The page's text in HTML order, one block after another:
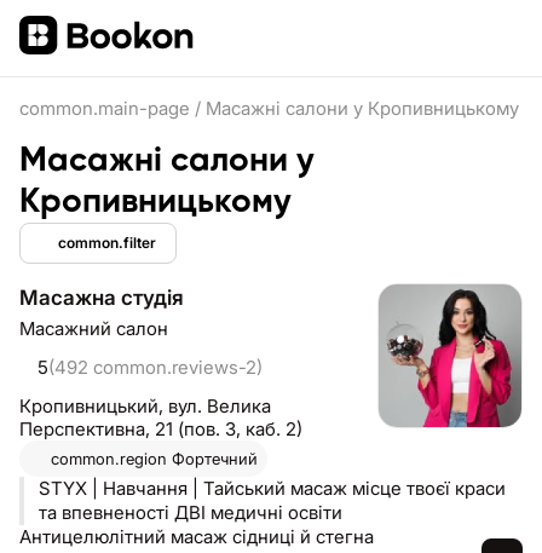
common.main-page / Масажні салони у Кропивницькому
Масажні салони у
Кропивницькому
common.filter
Масажна студія
Масажний салон
5(492 common.reviews-2)
Кропивницький, вул. Велика
Перспективна, 21 (пов. 3, каб. 2)
common.region Фортечний
STYX | Навчання | Тайський масаж місце твоєї краси
та впевненості ДВІ медичні освіти
Антицелюлітний масаж сідниці й стегна